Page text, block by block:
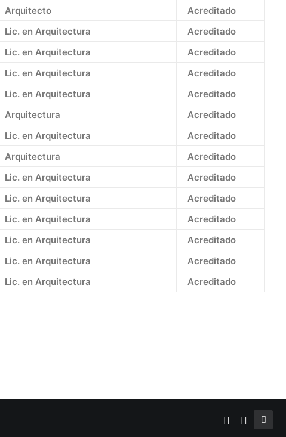
Arquitecto
Acreditado
Lic. en Arquitectura
Acreditado
Lic. en Arquitectura
Acreditado
Lic. en Arquitectura
Acreditado
Lic. en Arquitectura
Acreditado
Arquitectura
Acreditado
Lic. en Arquitectura
Acreditado
Arquitectura
Acreditado
Lic. en Arquitectura
Acreditado
Lic. en Arquitectura
Acreditado
Lic. en Arquitectura
Acreditado
Lic. en Arquitectura
Acreditado
Lic. en Arquitectura
Acreditado
Lic. en Arquitectura Acreditado